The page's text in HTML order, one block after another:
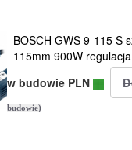
BOSCH GWS 9-115 S
115mm 900W
w budowie PLN
budowie)